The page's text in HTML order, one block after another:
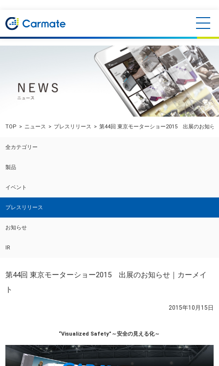
TOP ニュース プレスリリース 第44回 東京モーターショー2015 出展のお知ら
全カテゴリー
製品
イベント
プレスリリース
お知らせ
IR
第44回 東京モーターショー2015 出展のお知らせ｜カーメイ
ト
2015年10月15日
“Visualized Safety”～安全の見える化～